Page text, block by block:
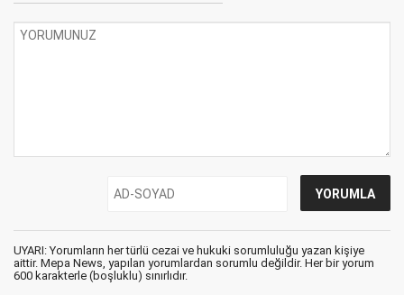
UYARI: Yorumların her türlü cezai ve hukuki sorumluluğu yazan kişiye
aittir. Mepa News, yapılan yorumlardan sorumlu değildir. Her bir yorum
600 karakterle (boşluklu) sınırlıdır.